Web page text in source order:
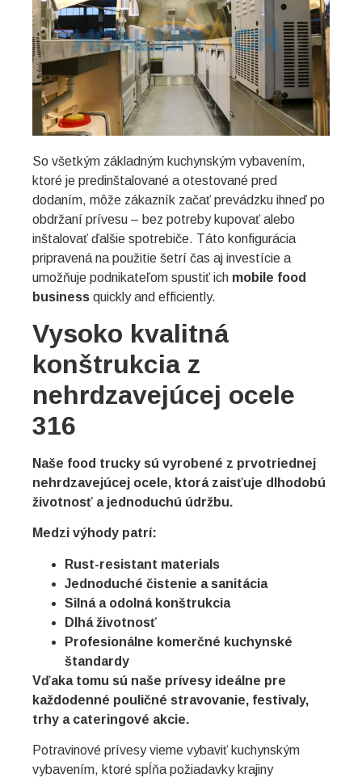
So všetkým základným kuchynským vybavením,
ktoré je predinštalované a otestované pred
dodaním, môže zákazník začať prevádzku ihneď po
obdržaní prívesu – bez potreby kupovať alebo
inštalovať ďalšie spotrebiče. Táto konfigurácia
pripravená na použitie šetrí čas aj investície a
umožňuje podnikateľom spustiť ich mobile food
business quickly and efficiently.
Vysoko kvalitná
konštrukcia z
nehrdzavejúcej ocele
316
Naše food trucky sú vyrobené z prvotriednej
nehrdzavejúcej ocele, ktorá zaisťuje dlhodobú
životnosť a jednoduchú údržbu.
Medzi výhody patrí:
Rust-resistant materials
Jednoduché čistenie a sanitácia
Silná a odolná konštrukcia
Dlhá životnosť
Profesionálne komerčné kuchynské
štandardy
Vďaka tomu sú naše prívesy ideálne pre
každodenné pouličné stravovanie, festivaly,
trhy a cateringové akcie.
Potravinové prívesy vieme vybaviť kuchynským
vybavením, ktoré spĺňa požiadavky krajiny